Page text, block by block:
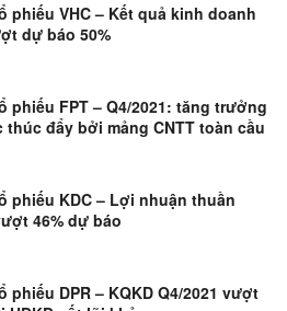
phiếu VHC – Kết quả kinh doanh
dự báo 50%
phiếu FPT – Q4/2021: tăng trưởng
đẩy bởi mảng CNTT toàn cầu
phiếu KDC – Lợi nhuận thuần
46% dự báo
phiếu DPR – KQKD Q4/2021 vượt